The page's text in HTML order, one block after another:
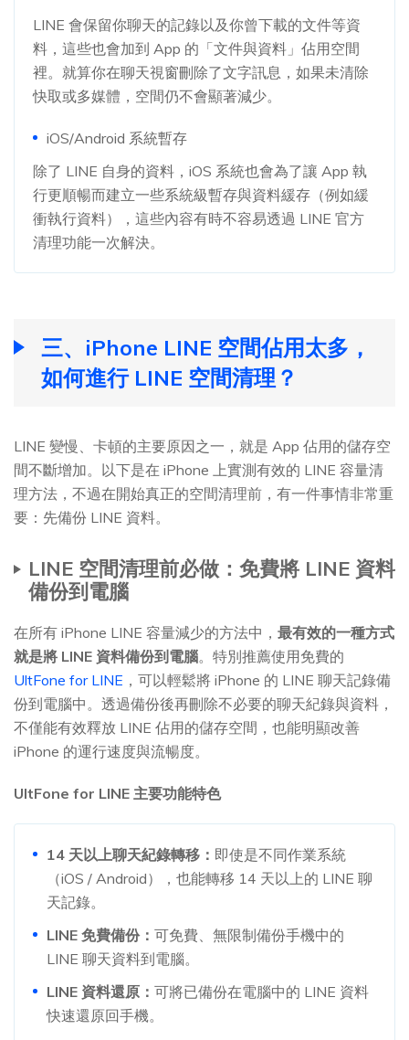
LINE 會保留你聊天的記錄以及你曾下載的文件等資
料，這些也會加到 App 的「文件與資料」佔用空間
裡。就算你在聊天視窗刪除了文字訊息，如果未清除
快取或多媒體，空間仍不會顯著減少。
iOS/Android 系統暫存
除了 LINE 自身的資料，iOS 系統也會為了讓 App 執
行更順暢而建立一些系統級暫存與資料緩存（例如緩
衝執行資料），這些內容有時不容易透過 LINE 官方
清理功能一次解決。
三、iPhone LINE 空間佔用太多，
如何進行 LINE 空間清理？
LINE 變慢、卡頓的主要原因之一，就是 App 佔用的儲存空
間不斷增加。以下是在 iPhone 上實測有效的 LINE 容量清
理方法，不過在開始真正的空間清理前，有一件事情非常重
要：先備份 LINE 資料。
LINE 空間清理前必做：免費將 LINE 資料
備份到電腦
在所有 iPhone LINE 容量減少的方法中， 最有效的一種方式
就是將 LINE 資料備份到電腦。特別推薦使用免費的
UltFone for LINE ，可以輕鬆將 iPhone 的 LINE 聊天記錄備
份到電腦中。透過備份後再刪除不必要的聊天紀錄與資料，
不僅能有效釋放 LINE 佔用的儲存空間，也能明顯改善
iPhone 的運行速度與流暢度。
UltFone for LINE 主要功能特色
14 天以上聊天紀錄轉移： 即使是不同作業系統
（iOS / Android），也能轉移 14 天以上的 LINE 聊
天記錄。
LINE 免費備份： 可免費、無限制備份手機中的
LINE 聊天資料到電腦。
LINE 資料還原： 可將已備份在電腦中的 LINE 資料
快速還原回手機。